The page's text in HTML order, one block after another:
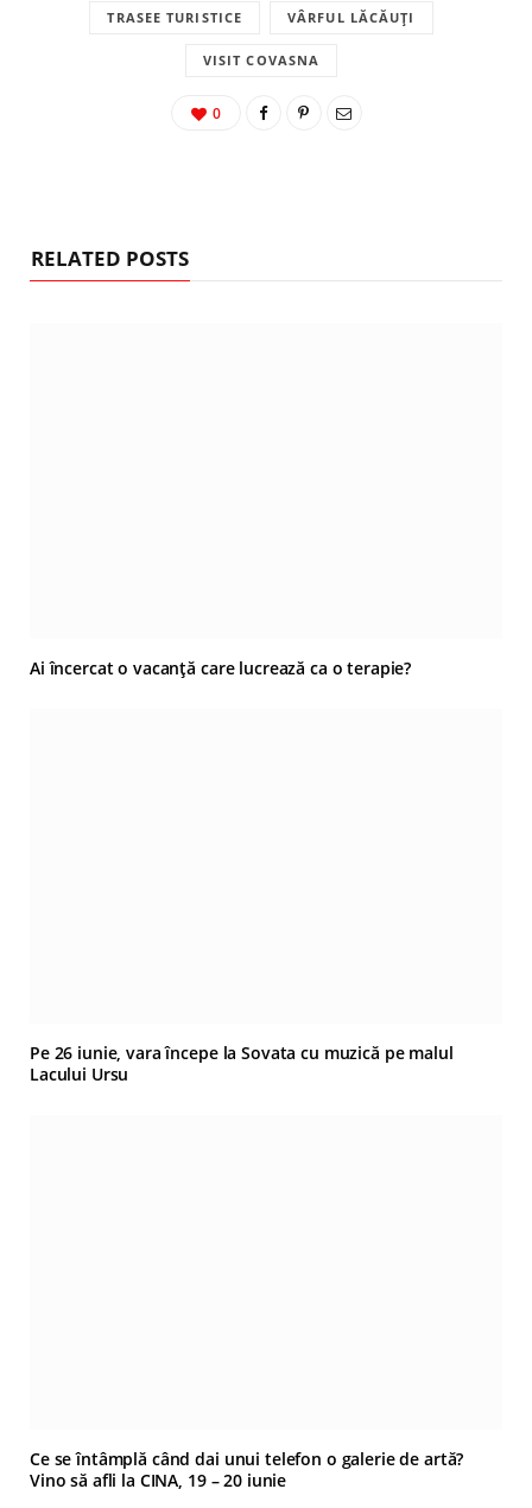
TRASEE TURISTICE VÂRFUL LĂCĂUȚI
VISIT COVASNA
0
RELATED POSTS
Ai încercat o vacanță care lucrează ca o terapie?
Pe 26 iunie, vara începe la Sovata cu muzică pe malul
Lacului Ursu
Ce se întâmplă când dai unui telefon o galerie de artă?
Vino să afli la CINA, 19 – 20 iunie